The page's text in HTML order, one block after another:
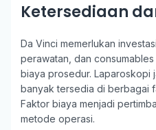
Ketersediaan
Da Vinci memerlukan
perawatan, dan
biaya prosedur. Laparoskopi
banyak tersedia di berbagai
Faktor biaya menjadi
metode operasi.